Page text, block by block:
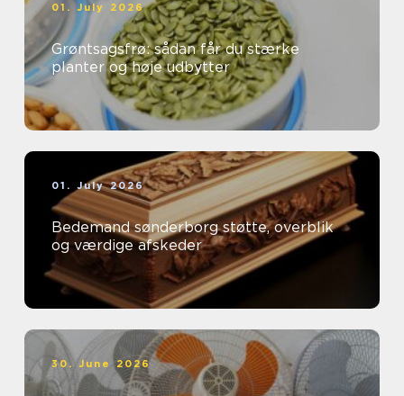
01. July 2026
Grøntsagsfrø: sådan får du stærke
planter og høje udbytter
01. July 2026
Bedemand sønderborg støtte, overblik
og værdige afskeder
30. June 2026